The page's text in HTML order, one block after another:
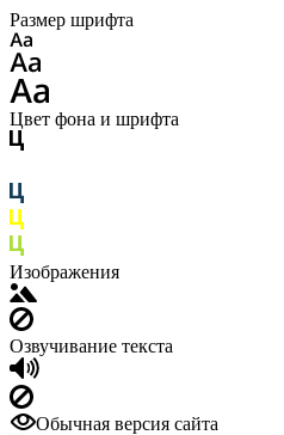
Размер шрифта
Цвет фона и шрифта
Изображения
Озвучивание текста
Обычная версия сайта